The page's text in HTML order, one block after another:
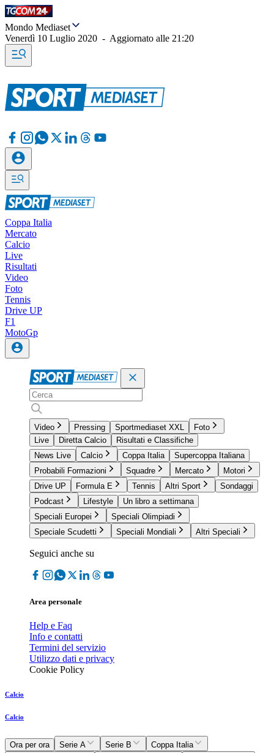
Mondo Mediaset
Venerdì 10 Luglio 2020 - Aggiornato alle 21:20
Coppa Italia
Mercato
Calcio
Live
Risultati
Video
Foto
Tennis
Drive UP
F1
MotoGp
Video Pressing Sportmediaset XXL
Foto
Live
Diretta Calcio
Risultati e Classifiche
News Live
Calcio Coppa Italia
Supercoppa Italiana
Probabili Formazioni
Squadre Mercato
Motori
Drive UP
Formula E Tennis Altri Sport
Sondaggi
Podcast
Lifestyle
Un libro a settimana
Speciali Europei
Speciali Olimpiadi
Speciale Scudetti
Speciali Mondiali Altri Speciali
Seguici anche su
Area personale
Help e Faq
Info e contatti
Termini del servizio
Utilizzo dati e privacy
Cookie Policy
Calcio
Calcio
Ora per ora Serie A Serie B
Coppa Italia